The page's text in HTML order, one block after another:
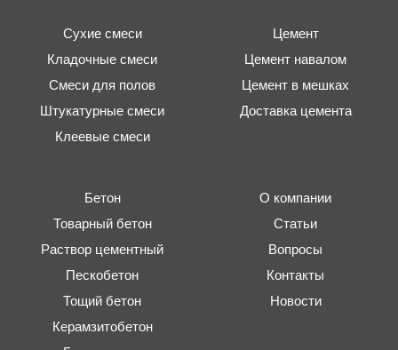
Сухие смеси
Кладочные смеси
Смеси для полов
Штукатурные смеси
Клеевые смеси
Цемент
Цемент навалом
Цемент в мешках
Доставка цемента
Бетон
Товарный бетон
Раствор цементный
Пескобетон
Тощий бетон
Керамзитобетон
О компании
Статьи
Вопросы
Контакты
Новости